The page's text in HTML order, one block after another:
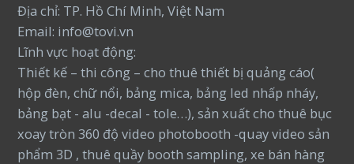
Địa chỉ: TP. Hồ Chí Minh, Việt Nam
Email: info@tovi.vn
Lĩnh vực hoạt động:
Thiết kế – thi công – cho thuê thiết bị quảng cáo(
hộp đèn, chữ nổi, bảng mica, bảng led nhấp nháy,
bảng bạt - alu -decal - tole…), sản xuất cho thuê bục
xoay tròn 360 độ video photobooth -quay video sản
phẩm 3D , thuê quầy booth sampling, xe bán hàng